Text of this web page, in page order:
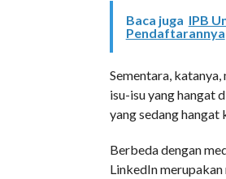
Baca juga IPB
Pendaftarannya
Sementara,
isu-isu yang hangat
yang sedang
Berbeda dengan
LinkedIn